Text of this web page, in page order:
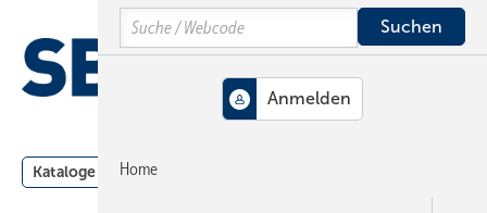
Hauptinhalt
Hauptmenü
SiteSearch
Kataloge Meldungen
Search
Home